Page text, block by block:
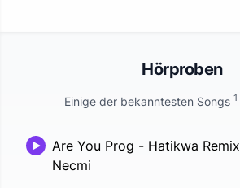
Hörproben
Einige der bekanntesten Songs 1
Are You Prog - Hatikwa Remix
Necmi